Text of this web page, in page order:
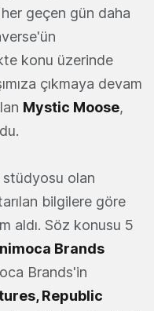
her geçen gün daha
konu üzerinde
çıkmaya devam
Mystic Moose,
stüdyosu olan
bilgilere göre
aldı. Söz konusu 5
Brands
Brands'in
Republic